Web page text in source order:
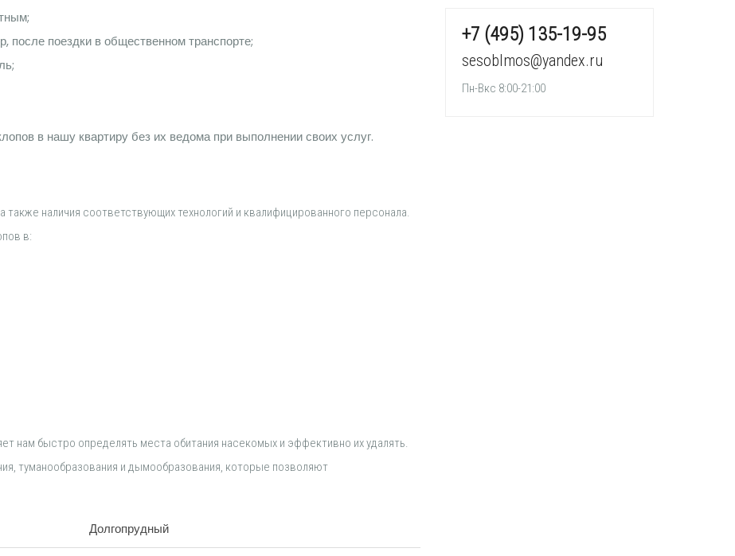
после поездки в общественном транспорте;
в нашу квартиру без их ведома при выполнении своих услуг.
также наличия соответствующих технологий и квалифицированного персонала.
в:
нам быстро определять места обитания насекомых и эффективно их удалять.
туманообразования и дымообразования, которые позволяют
Долгопрудный
+7 (495) 135-19-95
sesoblmos@yandex.ru
Пн-Вкс 8:00-21:00